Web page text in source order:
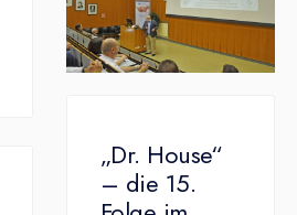
„Dr. House“
– die 15.